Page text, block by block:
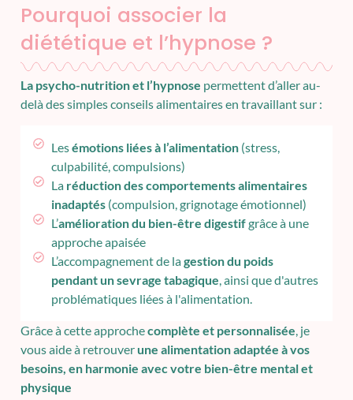
Pourquoi associer la
diététique et l’hypnose ?
La psycho-nutrition et l’hypnose permettent d’aller au-
delà des simples conseils alimentaires en travaillant sur :
Lesémotions liées à l’alimentation(stress,
culpabilité, compulsions)
La réduction des comportements alimentaires
inadaptés (compulsion, grignotage émotionnel)
L’amélioration du bien-être digestifgrâce à une
approche apaisée
L’accompagnement de lagestion du poids
pendant un sevrage tabagique, ainsi que d'autres
problématiques liées à l'alimentation.
Grâce à cette approchecomplète et personnalisée, je
vous aide à retrouver une alimentation adaptée à vos
besoins, en harmonie avec votre bien-être mental et
physique